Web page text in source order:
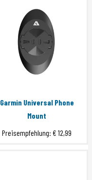
Garmin Universal Phone
Mount
Preisempfehlung: € 12,99